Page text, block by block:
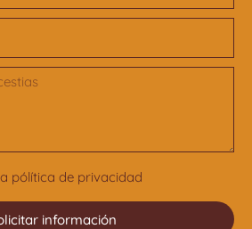
pólítica de privacidad
información